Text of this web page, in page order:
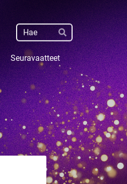
Haku
Hae
Seuravaatteet